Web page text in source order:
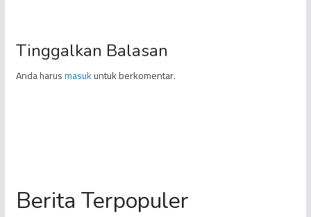
Tinggalkan Balasan
Anda harusmasukuntuk berkomentar.
Berita Terpopuler